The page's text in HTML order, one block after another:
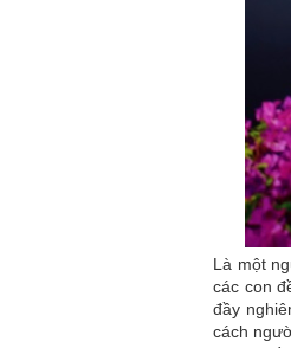
Là một
các con
đầy
cách